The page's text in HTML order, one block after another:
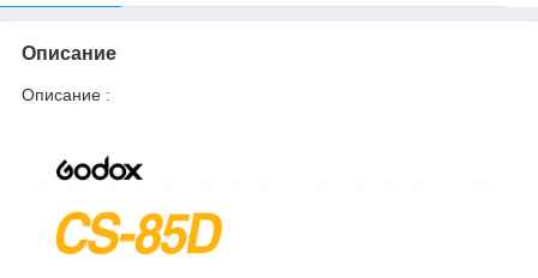
Описание
Описание :